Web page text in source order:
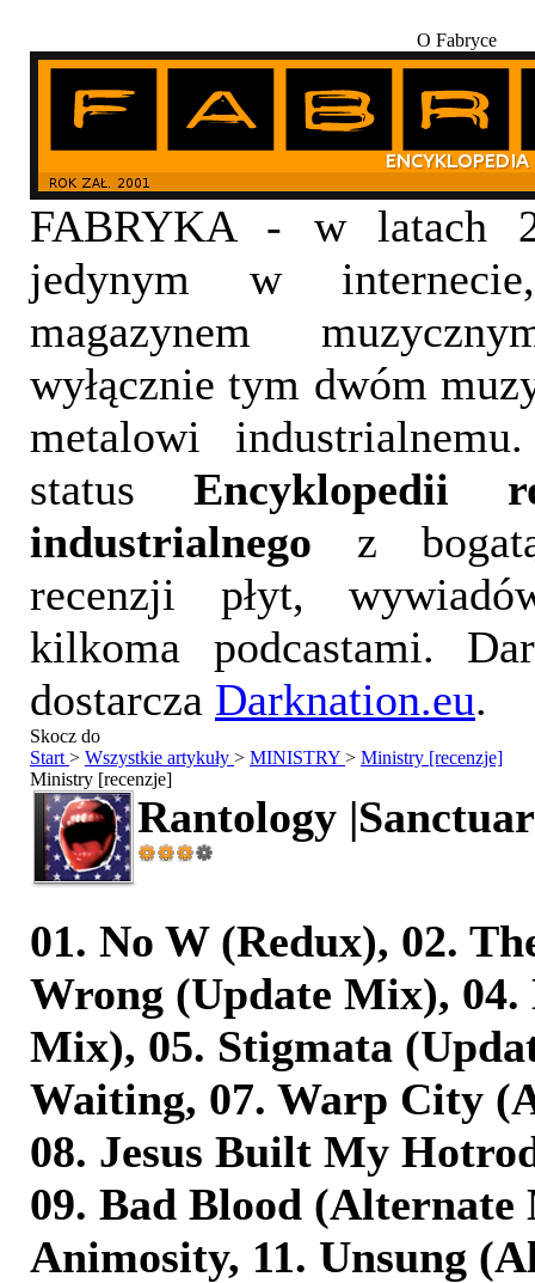
O Fabryce
FABRYKA - w latach
jedynym w
magazynem
wyłącznie tym dwóm
metalowi
status Encyklopedii
industrialnego z
recenzji płyt,
kilkoma podcastami.
dostarcza Darknation.eu.
Skocz do
Start > Wszystkie artykuły > MINISTRY > Ministry [recenzje]
Ministry [recenzje]
Rantology
01. No W (Redux), 02.
Wrong (Update Mix), 04.
Mix), 05. Stigmata
Waiting, 07. Warp City
08. Jesus Built My
09. Bad Blood (Alternate
Animosity, 11. Unsung